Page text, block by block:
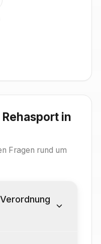
in
Fragen rund um